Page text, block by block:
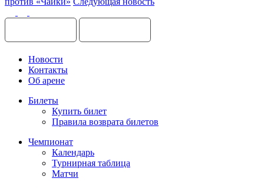
Новости
Контакты
Об арене
Билеты
Купить билет
Правила возврата билетов
Чемпионат
Календарь
Турнирная таблица
Матчи